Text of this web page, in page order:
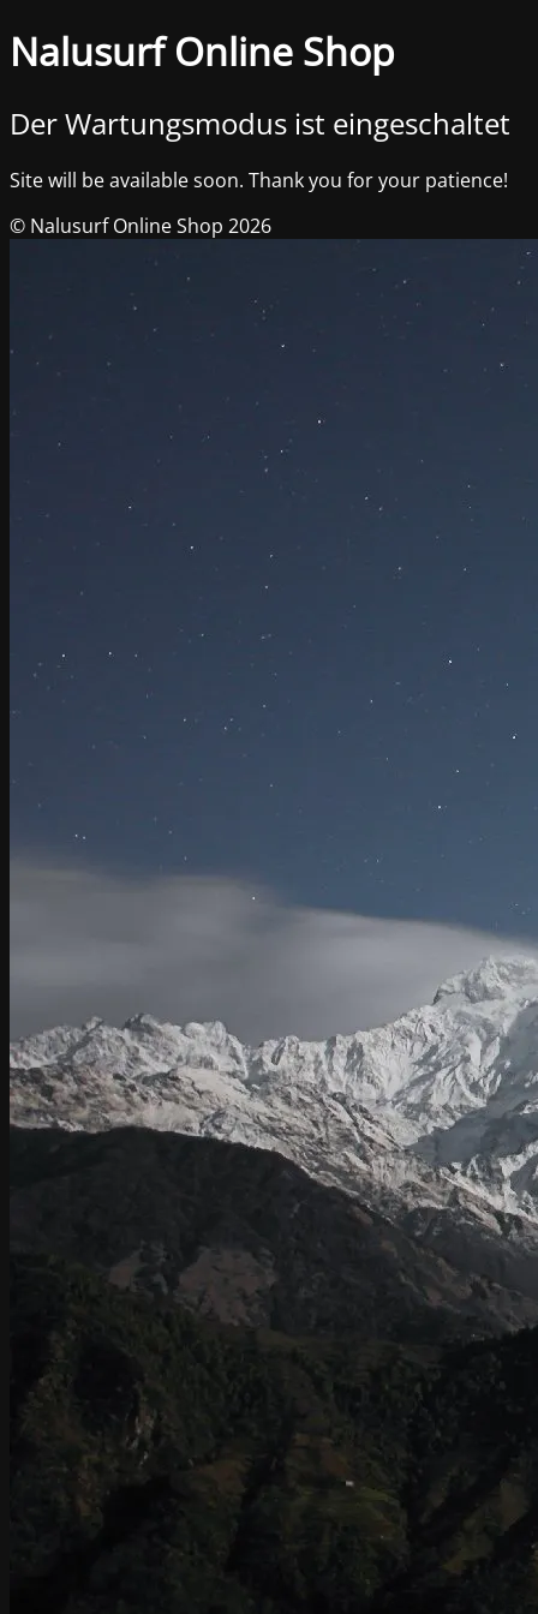
Nalusurf Online Shop
Der Wartungsmodus ist eingeschaltet
Site will be available soon. Thank you for your patience!
© Nalusurf Online Shop 2026